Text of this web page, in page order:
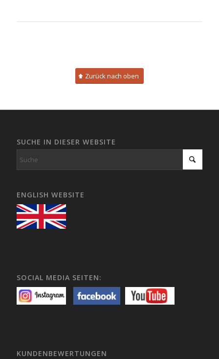
Zurück nach oben
SUCHE IN DIESER WEBSITE
ENGLISH WEBSITE
SOCIAL MEDIA SEITEN:
KUNDENBEWERTUNGEN